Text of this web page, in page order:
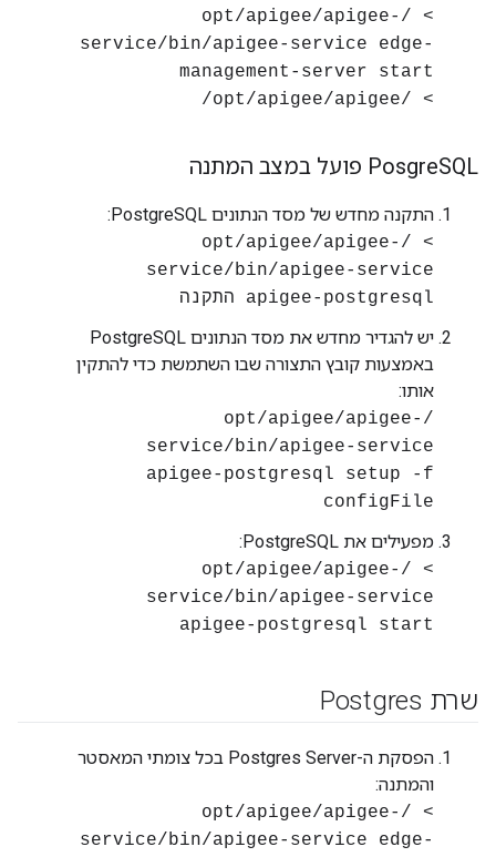
> /opt/apigee/apigee-
service/bin/apigee-service edge-
management-server start
> /opt/apigee/apigee/
PosgreSQL פועל במצב המתנה
התקנה מחדש של מסד הנתונים PostgreSQL:
> /opt/apigee/apigee-
service/bin/apigee-service
apigee-postgresql התקנה
יש להגדיר מחדש את מסד הנתונים PostgreSQL
באמצעות קובץ התצורה שבו השתמשת כדי להתקין
אותו:
/opt/apigee/apigee-
service/bin/apigee-service
apigee-postgresql setup -f
configFile
מפעילים את PostgreSQL:
> /opt/apigee/apigee-
service/bin/apigee-service
apigee-postgresql start
שרת Postgres
הפסקת ה-Postgres Server בכל צומתי המאסטר
והמתנה:
> /opt/apigee/apigee-
service/bin/apigee-service edge-